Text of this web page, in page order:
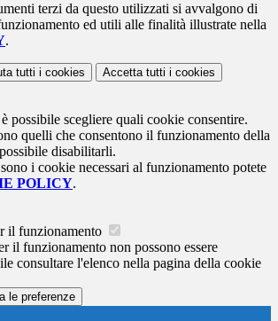
terzi da questo utilizzati si avvalgono di
ed utili alle finalità illustrate nella
.
tutti i cookies Accetta tutti i cookies
possibile scegliere quali cookie consentire.
quelli che consentono il funzionamento della
disabilitarli.
i cookie necessari al funzionamento potete
POLICY.
il funzionamento
il funzionamento non possono essere
consultare l'elenco nella pagina della cookie
le preferenze